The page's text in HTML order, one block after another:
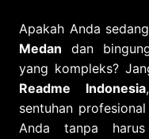
Apakah Anda
Medan dan
yang kompleks?
Readme Indonesia
sentuhan
Anda tanpa